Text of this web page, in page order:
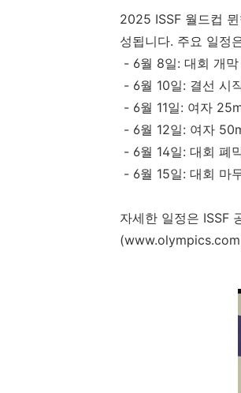
2025 ISSF 월드컵
성됩니다. 주요 일정
- 6월 8일: 대회 개막
- 6월 10일: 결선 시
- 6월 11일: 여자
- 6월 12일: 여자
- 6월 14일: 대회 폐
- 6월 15일: 대회 마
자세한 일정은 ISSF